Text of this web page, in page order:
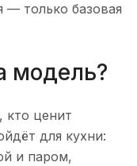
только базовая
модель?
ценит
для кухни:
и паром,